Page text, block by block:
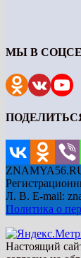
МЫ В
Л. В. E-mail:
Политика о
Настоящий